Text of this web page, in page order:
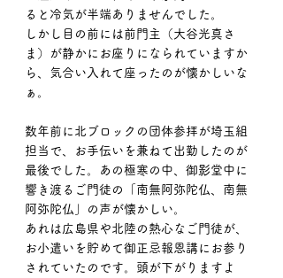
ると冷気が半端ありませんでした。
しかし目の前には前門主（大谷光真さ
ま）が静かにお座りになられていますか
ら、気合い入れて座ったのが懐かしいな
ぁ。
数年前に北ブロックの団体参拝が埼玉組
担当で、お手伝いを兼ねて出勤したのが
最後でした。あの極寒の中、御影堂中に
響き渡るご門徒の「南無阿弥陀仏、南無
阿弥陀仏」の声が懐かしい。
あれは広島県や北陸の熱心なご門徒が、
お小遣いを貯めて御正忌報恩講にお参り
されていたのです。頭が下がりますよ